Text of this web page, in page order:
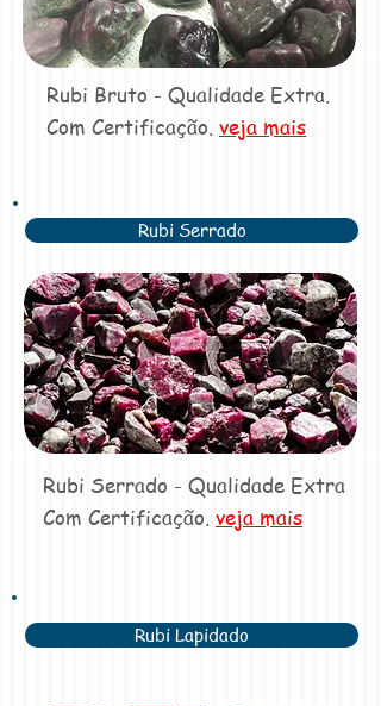
Rubi Bruto - Qualidade Extra.
Com Certificação. veja mais
Rubi Serrado
Rubi Serrado - Qualidade Extra
Com Certificação. veja mais
Rubi Lapidado